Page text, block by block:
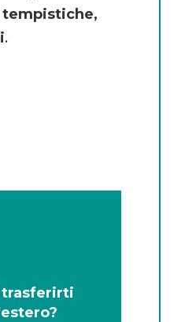
tempistiche,
.
trasferirti